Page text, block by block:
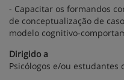
- Capacitar os formandos
de conceptualização de
modelo cognitivo-
Dirigido a
Psicólogos e/ou estudantes